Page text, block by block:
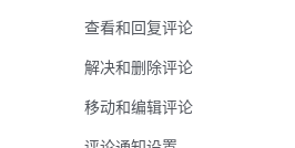
查看和回复评论
解决和删除评论
移动和编辑评论